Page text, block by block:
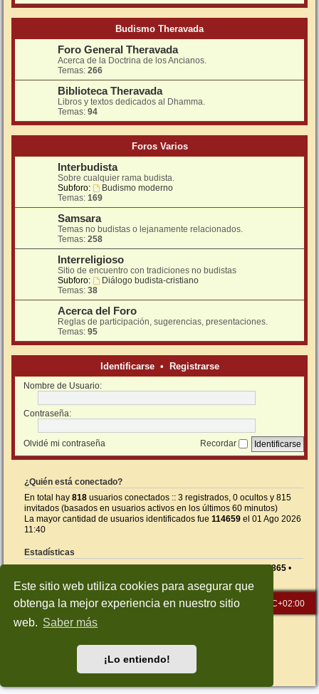
Este sitio web utiliza cookies para asegurar que
obtenga la mejor experiencia en nuestro sitio
web. Saber más
¡Lo entiendo!
Budismo Theravada
Foro General Theravada
Acerca de la Doctrina de los Ancianos.
Temas: 266
Biblioteca Theravada
Libros y textos dedicados al Dhamma.
Temas: 94
Foros Varios
Interbudista
Sobre cualquier rama budista.
Subforo:
Budismo moderno
Temas: 169
Samsara
Temas no budistas o lejanamente relacionados.
Temas: 258
Interreligioso
Sitio de encuentro con tradiciones no budistas
Subforo:
Diálogo budista-cristiano
Temas: 38
Acerca del Foro
Reglas de participación, sugerencias, presentaciones.
Temas: 95
Identificarse• Registrarse
Nombre de Usuario:
Contraseña:
Olvidé mi contraseña Recordar
¿Quién está conectado?
En total hay 818 usuarios conectados :: 3 registrados, 0 ocultos y 815
invitados (basados en usuarios activos en los últimos 60 minutos)
La mayor cantidad de usuarios identificados fue 114659 el 01 Ago 2026
11:40
Estadísticas
• Usuarios totales865 •
Inicio Índice general Todos los horarios son UTC+02:00
Desarrollado porphpBB